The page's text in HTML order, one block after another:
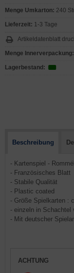
Menge Umkarton: 240
Lieferzeit: 1-3 Tage
Artikeldatenblatt
Menge Innerverpackung:
Lagerbestand:
Beschreibung
- Kartenspiel -
- Französisches Blatt
- Stabile Qualität
- Plastic coated
- Größe Spielkarten :
- einzeln in Schachtel
- Mit deutscher
ACHTUNG